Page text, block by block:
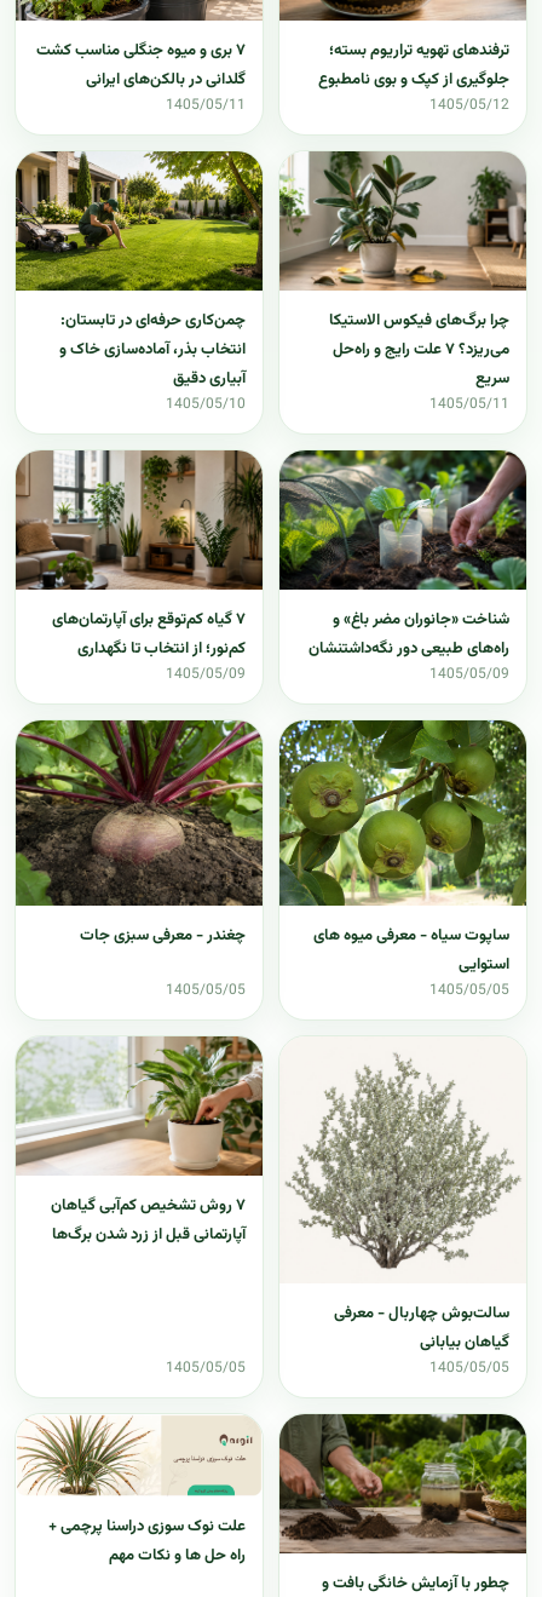
ترفندهای تهویه تراریوم بسته؛
جلوگیری از کپک و بوی نامطبوع
1405/05/12
۷ بری و میوه جنگلی مناسب کشت
گلدانی در بالکن‌های ایرانی
1405/05/11
چرا برگ‌های فیکوس الاستیکا
می‌ریزد؟ ۷ علت رایج و راه‌حل
سریع
1405/05/11
چمن‌کاری حرفه‌ای در تابستان:
انتخاب بذر، آماده‌سازی خاک و
آبیاری دقیق
1405/05/10
شناخت «جانوران مضر باغ» و
راه‌های طبیعی دور نگه‌داشتنشان
1405/05/09
۷ گیاه کم‌توقع برای آپارتمان‌های
کم‌نور؛ از انتخاب تا نگهداری
1405/05/09
ساپوت سیاه - معرفی میوه های
استوایی
1405/05/05
چغندر - معرفی سبزی جات
1405/05/05
سالت‌بوش چهاربال - معرفی
گیاهان بیابانی
1405/05/05
۷ روش تشخیص کم‌آبی گیاهان
آپارتمانی قبل از زرد شدن برگ‌ها
1405/05/05
چطور با آزمایش خانگی بافت و
علت نوک سوزی دراسنا پرچمی +
راه حل ها و نکات مهم